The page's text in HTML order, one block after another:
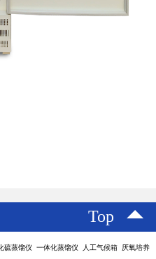
Top
硫蒸馏仪 一体化蒸馏仪 人工气候箱 厌氧培养